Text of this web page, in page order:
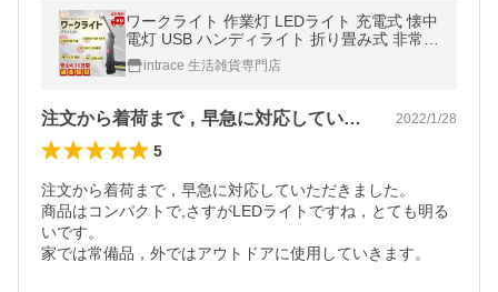
ワークライト 作業灯 LEDライト 充電式 懐中
電灯 USB ハンディライト 折り畳み式 非常灯
夜間作業 COB
intrace 生活雑貨専門店
注文から着荷まで，早急に対応していただ… 2022/1/28
5
注文から着荷まで，早急に対応していただきました。
商品はコンパクトで,さすがLEDライトですね，とても明る
いです。
家では常備品，外ではアウトドアに使用していきます。